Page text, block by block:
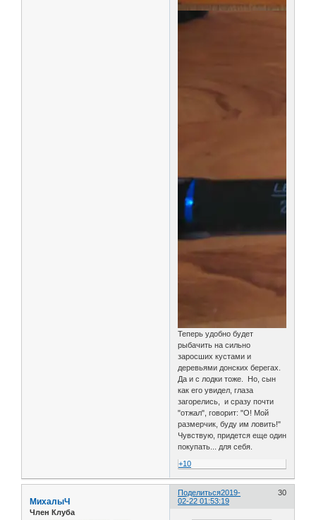
Теперь удобно будет
рыбачить на сильно
заросших кустами и
деревьями донских берегах.
Да и с лодки тоже. Но, сын
как его увидел, глаза
загорелись, и сразу почти
"отжал", говорит: "О! Мой
размерчик, буду им ловить!"
Чувствую, придется еще один
покупать... для себя.
+10
Поделиться 30
2019-
02-22 01:53:19
МиxалыЧ
Член Клуба